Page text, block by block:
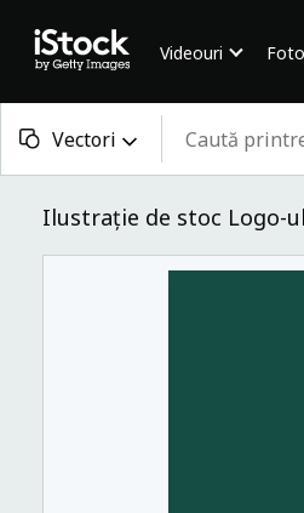
Videouri
Vectori
Imagini
Ilustrație de stoc Logo-